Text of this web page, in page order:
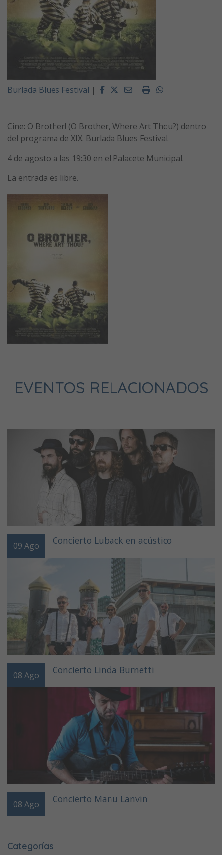
Burlada Blues Festival | FacebookTwitterEmailImprimirWhatsapp
Cine: O Brother! (O Brother, Where Art Thou?) dentro
del programa de XIX. Burlada Blues Festival.
4 de agosto a las 19:30 en el Palacete Municipal.
La entrada es libre.
EVENTOS RELACIONADOS
09 Ago Concierto Luback en acústico
08 Ago Concierto Linda Burnetti
08 Ago Concierto Manu Lanvin
Categorías